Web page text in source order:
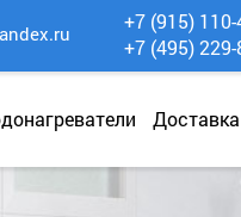
+7 (915)
+7 (495) 229-